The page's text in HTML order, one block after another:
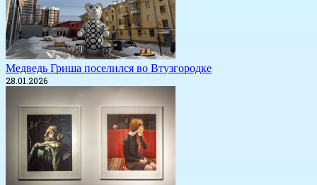
Медведь Гриша поселился во Втузгородке
28.01.2026